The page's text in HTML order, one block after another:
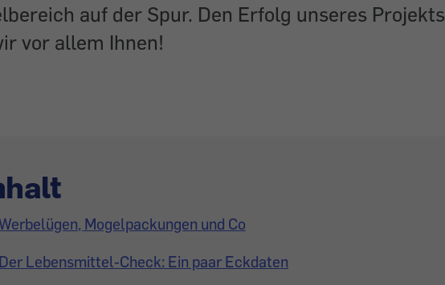
auf der Spur. Den Erfolg unseres Projekts
vor allem Ihnen!
Mogelpackungen und Co
Lebensmittel-Check: Ein paar Eckdaten